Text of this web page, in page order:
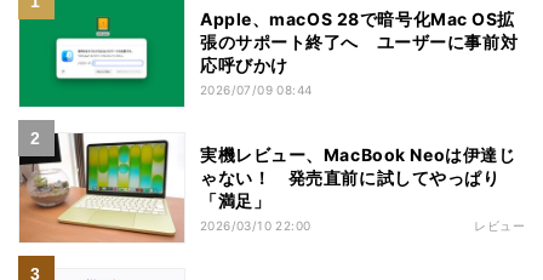
Apple、macOS 28で暗号化Mac OS拡
張のサポート終了へ ユーザーに事前対
応呼びかけ
2026/07/09 08:44
実機レビュー、MacBook Neoは伊達じ
ゃない！ 発売直前に試してやっぱり
「満足」
2026/03/10 22:00 レビュー